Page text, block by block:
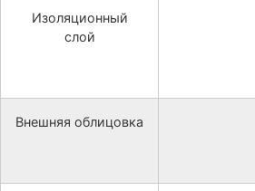
Изоляционный
слой
Внешняя облицовка